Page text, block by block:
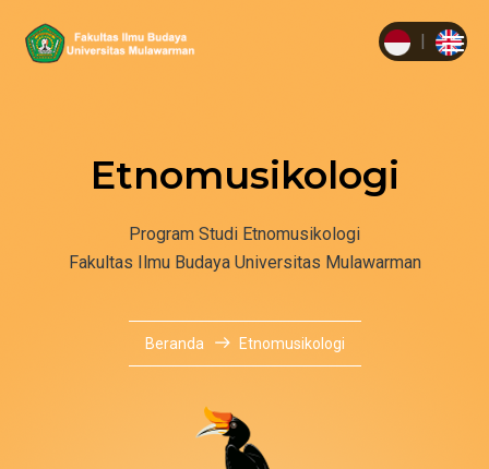
Etnomusikologi
Program Studi Etnomusikologi
Fakultas Ilmu Budaya Universitas Mulawarman
Beranda Etnomusikologi
|